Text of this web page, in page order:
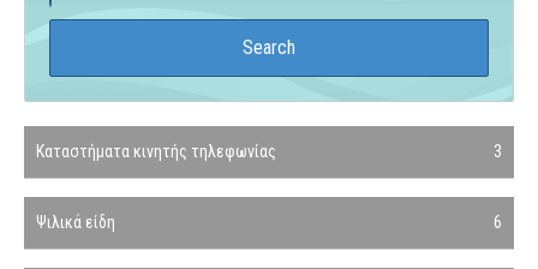
Καταστήματα κινητής τηλεφωνίας 3
Ψιλικά είδη 6